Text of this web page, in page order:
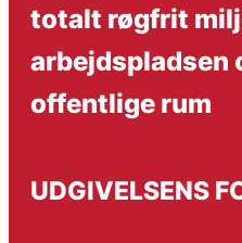
totalt røgfrit
arbejdspladsen
offentlige rum
UDGIVELSENS